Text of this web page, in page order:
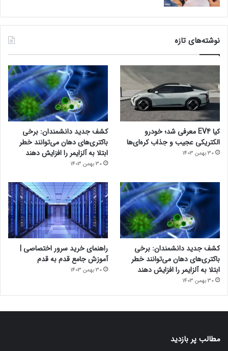
نوشته‌های تازه
کیا EV4 معرفی شد؛ خودرو
الکتریکی عجیب و جذاب کره‌ای‌ها
30 بهمن 1403
کشف جدید دانشمندان: برخی
باکتری‌های دهان می‌توانند خطر
ابتلا به آلزایمر را افزایش دهند
30 بهمن 1403
کشف جدید دانشمندان: برخی
باکتری‌های دهان می‌توانند خطر
ابتلا به آلزایمر را افزایش دهند
30 بهمن 1403
راهنمای خرید سرور اختصاصی |
آموزش جامع قدم به قدم
30 بهمن 1403
مطالب پر بازدید